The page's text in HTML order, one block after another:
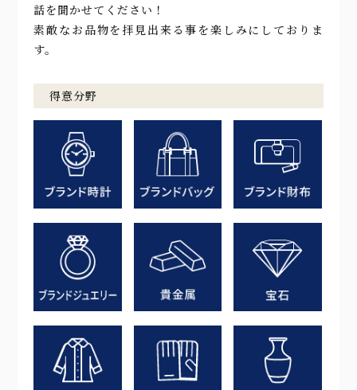
話を聞かせてください！
素敵なお品物を拝見出来る事を楽しみにしておりま
す。
得意分野